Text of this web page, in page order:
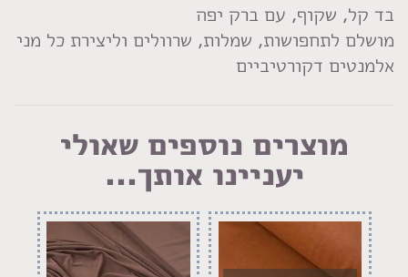
בד קל, שקוף, עם ברק יפה
מושלם לתחפושות, שמלות, שרוולים וליצירת כל מני
אלמנטים דקורטיביים
מוצרים נוספים שאולי
יעניינו אותך...